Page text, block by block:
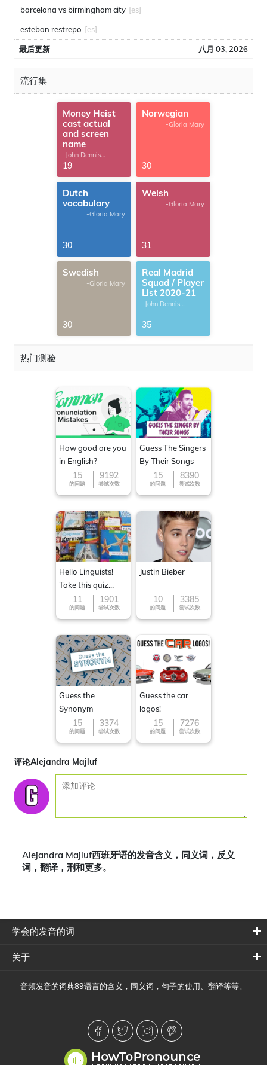
barcelona vs birmingham city [es]
esteban restrepo [es]
最后更新 八月 03, 2026
流行集
Money Heist
cast actual
and screen
name
-John Dennis
G.Thomas
19
Norwegian
-Gloria Mary
30
Dutch
vocabulary
-Gloria Mary
30
Welsh
-Gloria Mary
31
Swedish
-Gloria Mary
30
Real Madrid
Squad / Player
List 2020-21
-John Dennis
35
热门测验
How good are you
in English?
15
的问题
9192
尝试次数
Guess The Singers
By Their Songs
15
的问题
8390
尝试次数
Hello Linguists!
Take this quiz
now!11
的问题
1901
尝试次数
Justin Bieber
10
的问题
3385
尝试次数
Guess the
Synonym
15
的问题
3374
尝试次数
Guess the car
logos!
15
的问题
7276
尝试次数
评论Alejandra Majluf
Alejandra Majluf西班牙语的发音含义，同义词，反义
词，翻译，刑和更多。
学会的发音的词
关于
音频发音的词典89语言的含义，同义词，句子的使用、翻译等等。